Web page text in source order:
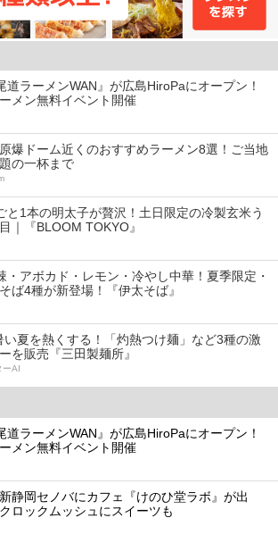
道ラーメンWAN』が広島HiroPaにオープン！
メン無料イベント開催
原爆ドーム近くのおすすめラーメン8選！ご当地
の一杯まで
と1本の明太子が贅沢！土日限定の冷製玄米う
｜『BLOOM TOKYO』
・アボカド・レモン・冷やし中華！夏季限定・
ば4種が新登場！『伊太そば』
い夏を熱くする！「灼熱つけ麺」など3種の激
を販売『三田製麺所』
ーAI
道ラーメンWAN』が広島HiroPaにオープン！
メン無料イベント開催
静岡セノバにカフェ『けのひ堂ラボ』が出
ロックムッシュにスイーツも